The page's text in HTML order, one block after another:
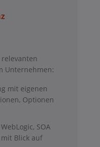
Unternehmen:
mit eigenen
Optionen
SOA
Blick auf